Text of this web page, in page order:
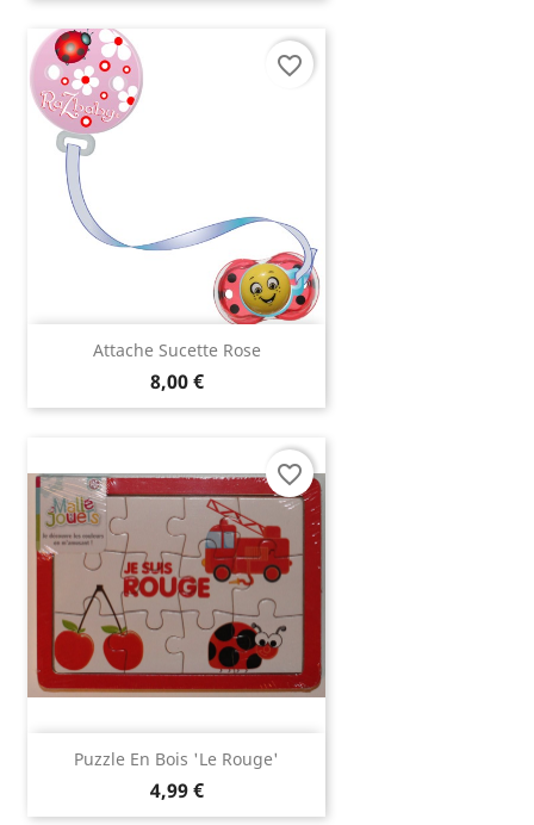
Attache Sucette Rose
8,00 €
favorite_border
Puzzle En Bois 'le Rouge'
4,99 €
favorite_border